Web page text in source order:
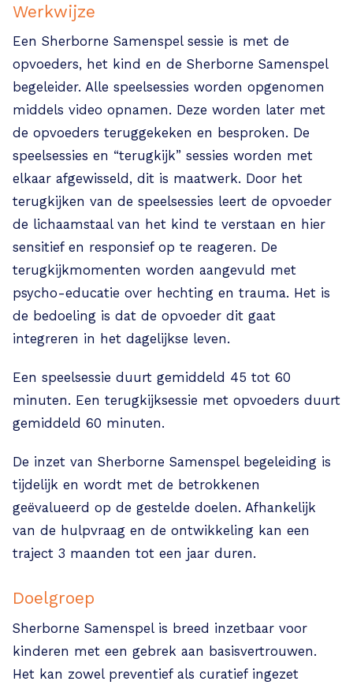
Werkwijze
Een Sherborne Samenspel sessie is met de
opvoeders, het kind en de Sherborne Samenspel
begeleider. Alle speelsessies worden opgenomen
middels video opnamen. Deze worden later met
de opvoeders teruggekeken en besproken. De
speelsessies en “terugkijk” sessies worden met
elkaar afgewisseld, dit is maatwerk. Door het
terugkijken van de speelsessies leert de opvoeder
de lichaamstaal van het kind te verstaan en hier
sensitief en responsief op te reageren. De
terugkijkmomenten worden aangevuld met
psycho-educatie over hechting en trauma. Het is
de bedoeling is dat de opvoeder dit gaat
integreren in het dagelijkse leven.
Een speelsessie duurt gemiddeld 45 tot 60
minuten. Een terugkijksessie met opvoeders duurt
gemiddeld 60 minuten.
De inzet van Sherborne Samenspel begeleiding is
tijdelijk en wordt met de betrokkenen
geëvalueerd op de gestelde doelen. Afhankelijk
van de hulpvraag en de ontwikkeling kan een
traject 3 maanden tot een jaar duren.
Doelgroep
Sherborne Samenspel is breed inzetbaar voor
kinderen met een gebrek aan basisvertrouwen.
Het kan zowel preventief als curatief ingezet